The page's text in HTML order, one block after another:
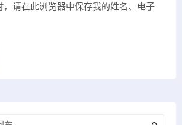
，请在此浏览器中保存我的姓名、电子